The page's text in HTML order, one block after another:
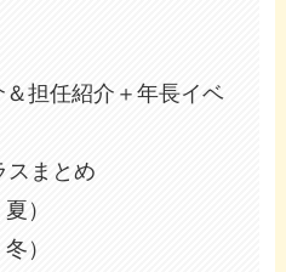
担任紹介＋年長イベ
まとめ
）
）